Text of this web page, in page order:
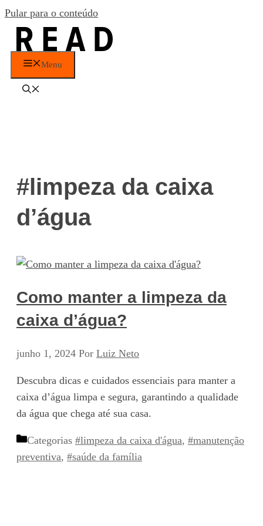
Pular para o conteúdo
Menu
#limpeza da caixa
d’água
Como manter a limpeza da
caixa d’água?
junho 1, 2024 Por Luiz Neto
Descubra dicas e cuidados essenciais para manter a
caixa d’água limpa e segura, garantindo a qualidade
da água que chega até sua casa.
Categorias #limpeza da caixa d'água, #manutenção
preventiva, #saúde da família